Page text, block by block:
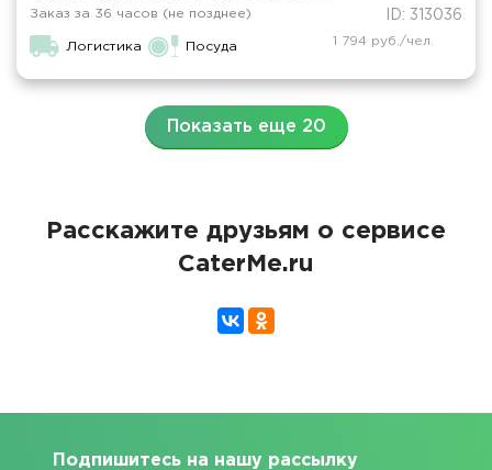
Заказ за 36 часов (не позднее) ID: 313036
Логистика Посуда 1 794 руб./чел.
Показать еще 20
Расскажите друзьям о сервисе
CaterMe.ru
Подпишитесь на нашу рассылку